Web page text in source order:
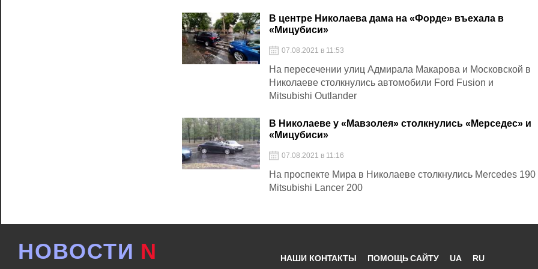
В центре Николаева дама на «Форде» въехала в
«Мицубиси»
07.08.2021 в 11:53
На пересечении улиц Адмирала Макарова и Московской в
Николаеве столкнулись автомобили Ford Fusion и
Mitsubishi Outlander
В Николаеве у «Мавзолея» столкнулись «Мерседес» и
«Мицубиси»
07.08.2021 в 11:16
На проспекте Мира в Николаеве столкнулись Mercedes 190
Mitsubishi Lancer 200
НОВОСТИ N НАШИ КОНТАКТЫ ПОМОЩЬ САЙТУ UA RU